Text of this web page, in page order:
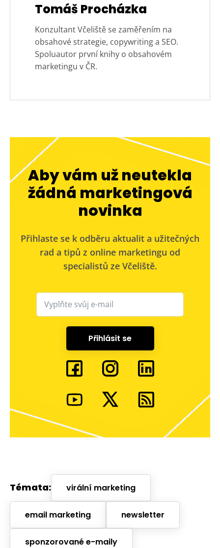
Tomáš Procházka
Konzultant Včeliště se zaměřením na
obsahové strategie, copywriting a SEO.
Spoluautor první knihy o obsahovém
marketingu v ČR.
Aby vám už neutekla
žádná marketingová
novinka
Přihlaste se k odběru aktualit a užitečných
rad a tipů z online marketingu od
specialistů ze Včeliště.
Přihlásit se
Témata: virální marketing
email marketing newsletter
sponzorované e-maily